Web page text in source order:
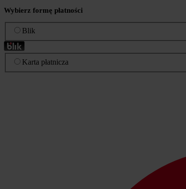
Wybierz formę płatności
Blik
Karta płatnicza